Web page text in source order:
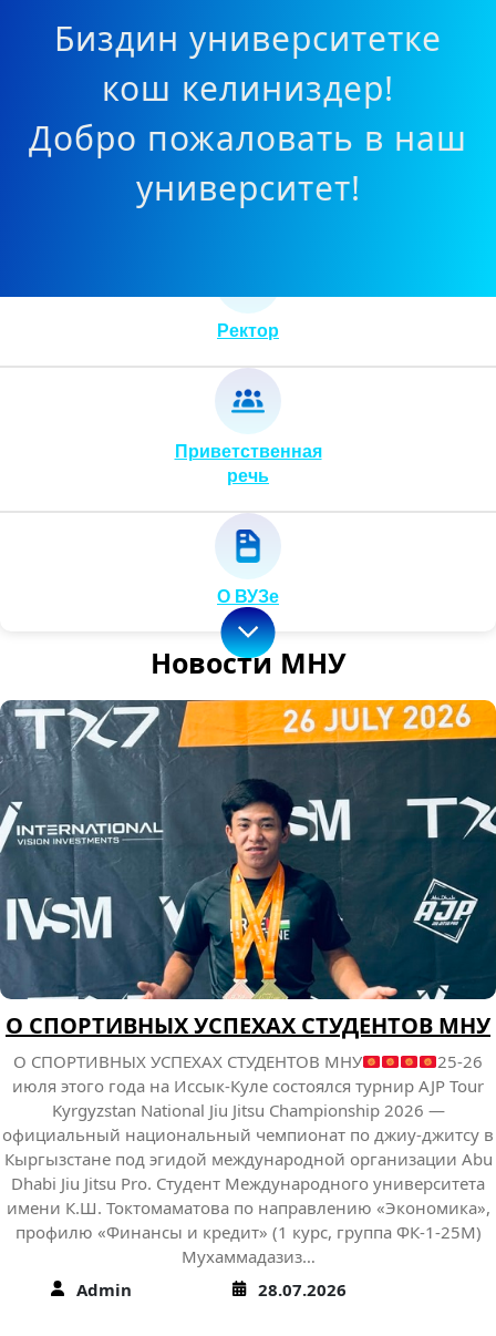
Биздин университетке
кош келиниздер!
Добро пожаловать в наш
университет!
Ректор
Приветственная
речь
О ВУЗе
Новости МНУ
О СПОРТИВНЫХ УСПЕХАХ СТУДЕНТОВ МНУ
О СПОРТИВНЫХ УСПЕХАХ СТУДЕНТОВ МНУ
25-26
июля этого года на Иссык-Куле состоялся турнир AJP Tour
Kyrgyzstan National Jiu Jitsu Championship 2026 —
официальный национальный чемпионат по джиу-джитсу в
Кыргызстане под эгидой международной организации Abu
Dhabi Jiu Jitsu Pro. Студент Международного университета
имени К.Ш. Токтомаматова по направлению «Экономика»,
профилю «Финансы и кредит» (1 курс, группа ФК-1-25М)
Мухаммадазиз…
Admin
28.07.2026